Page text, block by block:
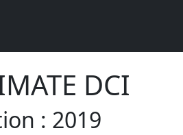
DCI
: 2019